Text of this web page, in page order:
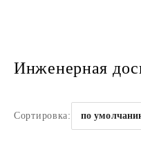
Инженерная
Сортировка: по